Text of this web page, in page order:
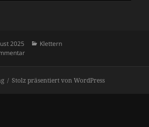
2025 Kategorien
Klettern
zu Fledermausgrat
Stolz präsentiert von WordPress